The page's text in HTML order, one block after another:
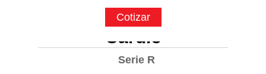
Cardio
Serie R
Cotizar